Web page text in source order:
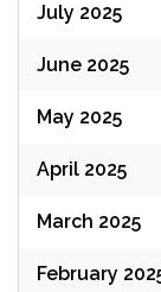
July 2025
June 2025
May 2025
April 2025
March 2025
February